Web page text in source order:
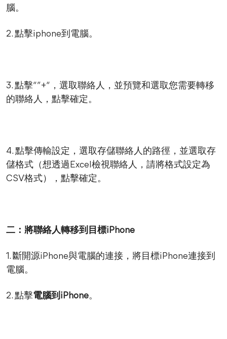
腦。
2. 點擊iphone到電腦。
3. 點擊“”+“，選取聯絡人，並預覽和選取您需要轉移
的聯絡人，點擊確定。
4. 點擊傳輸設定，選取存儲聯絡人的路徑，並選取存
儲格式（想透過Excel檢視聯絡人，請將格式設定為
CSV格式），點擊確定。
二：將聯絡人轉移到目標iPhone
1. 斷開源iPhone與電腦的連接，將目標iPhone連接到
電腦。
2. 點擊電腦到iPhone。